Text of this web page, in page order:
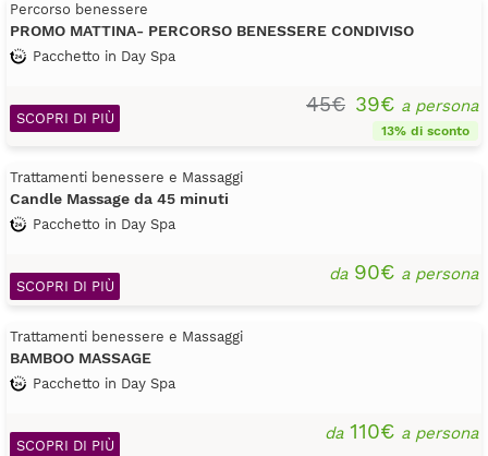
Percorso benessere
PROMO MATTINA- PERCORSO BENESSERE CONDIVISO
Pacchetto in Day Spa
45€ 39€ a persona
13% di sconto
SCOPRI DI PIÙ
Trattamenti benessere e Massaggi
Candle Massage da 45 minuti
Pacchetto in Day Spa
da90€ a persona
SCOPRI DI PIÙ
Trattamenti benessere e Massaggi
BAMBOO MASSAGE
Pacchetto in Day Spa
da110€ a persona
SCOPRI DI PIÙ